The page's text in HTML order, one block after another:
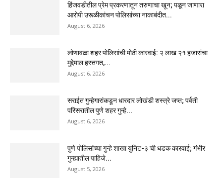
हिंजवडीतील प्रेम प्रकरणातून तरुणाचा खून; पळून जाणारा
आरोपी उरूळीकांचन पोलिसांच्या नाकाबंदीत...
August 6, 2026
लोणावळा शहर पोलिसांची मोठी कारवाई: २ लाख २१ हजारांचा
मुद्देमाल हस्तगत,...
August 6, 2026
सराईत गुन्हेगारांकडून धारदार लोखंडी शस्त्रे जप्त; पर्वती
परिसरातील पुणे शहर गुन्हे...
August 6, 2026
पुणे पोलिसांच्या गुन्हे शाखा युनिट-३ ची धडक कारवाई; गंभीर
गुन्ह्यातील पाहिजे...
August 5, 2026